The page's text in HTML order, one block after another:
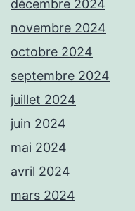
décembre 2024
novembre 2024
octobre 2024
septembre 2024
juillet 2024
juin 2024
mai 2024
avril 2024
mars 2024